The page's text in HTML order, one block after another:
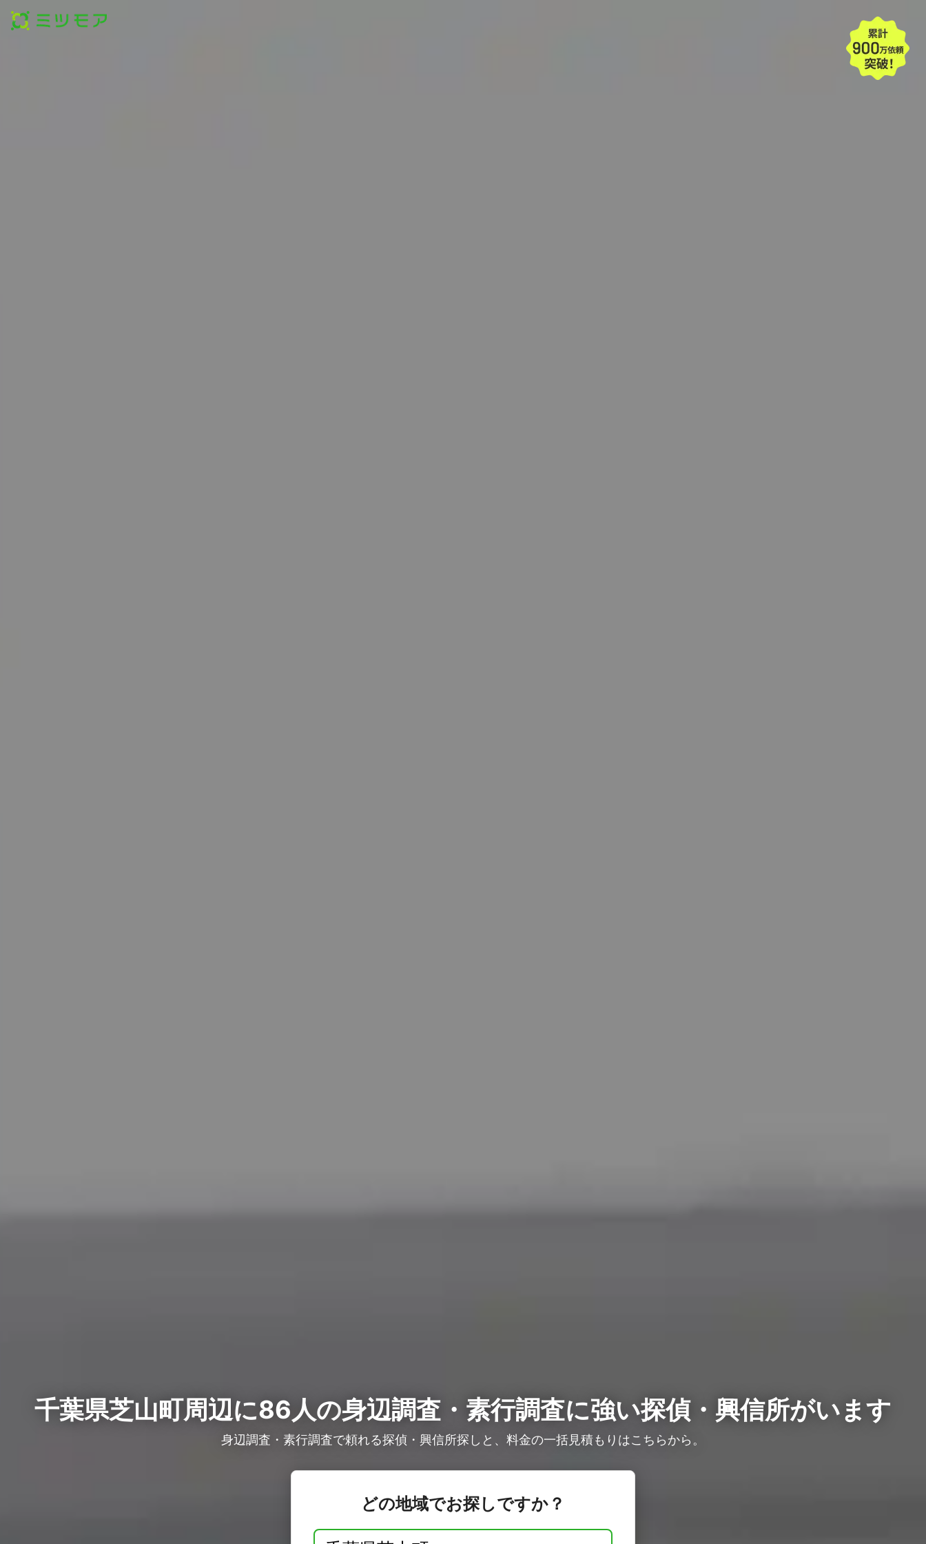
千葉県芝山町周辺に86人の身辺調査・素行調査に強い探偵・興信所がいます
身辺調査・素行調査で頼れる探偵・興信所探しと、料金の一括見積もりはこちらから。
どの地域でお探しですか？